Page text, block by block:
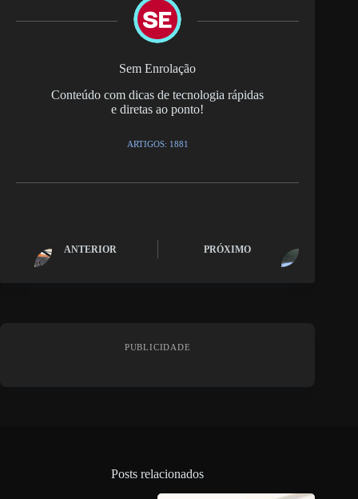
Sem Enrolação
Conteúdo com dicas de tecnologia rápidas
e diretas ao ponto!
ARTIGOS: 1881
ANTERIOR PRÓXIMO
PUBLICIDADE
Posts relacionados